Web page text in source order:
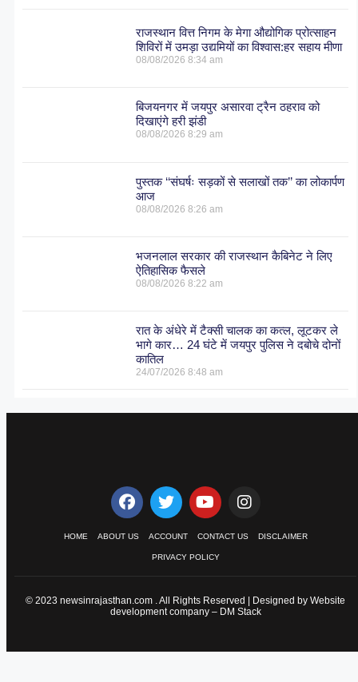
राजस्थान वित्त निगम के मेगा औद्योगिक प्रोत्साहन
शिविरों में उमड़ा उद्यमियों का विश्वास:हर सहाय मीणा
08/08/20268:34 am
बिजयनगर में जयपुर असारवा ट्रैन ठहराव को
दिखाएंगे हरी झंडी
08/08/20268:29 am
पुस्तक ‘‘संघर्षः सड़कों से सलाखों तक’’ का लोकार्पण
आज
08/08/20268:26 am
भजनलाल सरकार की राजस्थान कैबिनेट ने लिए
ऐतिहासिक फैसले
08/08/20268:22 am
रात के अंधेरे में टैक्सी चालक का कत्ल, लूटकर ले
भागे कार… 24 घंटे में जयपुर पुलिस ने दबोचे दोनों
कातिल
24/07/20268:48 am
HOME ABOUT US ACCOUNT CONTACT US DISCLAIMER
PRIVACY POLICY
© 2023 newsinrajasthan.com . All Rights Reserved | Designed by Website
development company – DM Stack